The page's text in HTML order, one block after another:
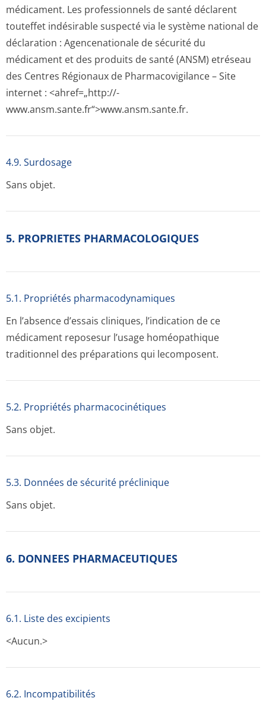
médicament. Les professionnels de santé déclarent
touteffet indésirable suspecté via le système national de
déclaration : Agencenationale de sécurité du
médicament et des produits de santé (ANSM) etréseau
des Centres Régionaux de Pharmacovigilance – Site
internet : <ahref=„http://­
www.ansm.sante­.fr“>www.ansm­.sante.fr.
4.9. Surdosage
Sans objet.
5. PROPRIETES PHARMACOLOGIQUES
5.1. Propriétés pharmacodynami­ques
En l’absence d’essais cliniques, l’indication de ce
médicament reposesur l’usage homéopathique
traditionnel des préparations qui lecomposent.
5.2. Propriétés pharmacocinéti­ques
Sans objet.
5.3. Données de sécurité préclinique
Sans objet.
6. DONNEES PHARMACEUTIQUES
6.1. Liste des excipients
<Aucun.>
6.2. Incompati­bilités